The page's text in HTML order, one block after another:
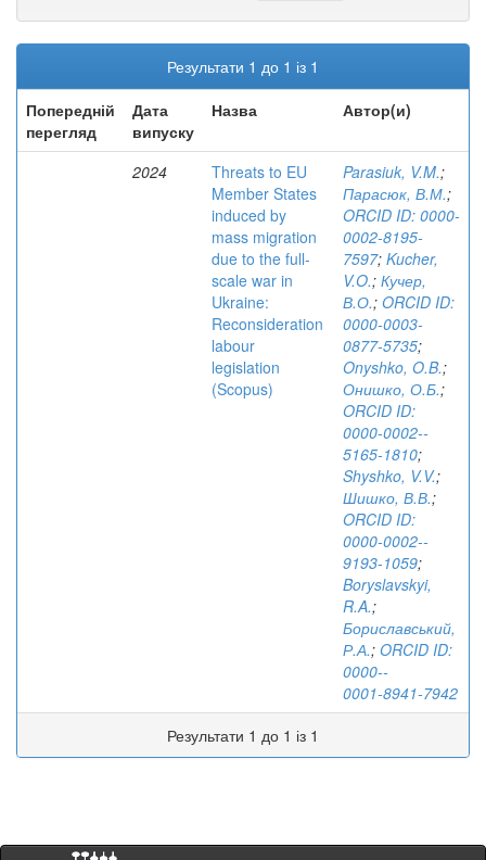
Результати 1 до 1 із 1
Попередній
перегляд
Дата
випуску
Назва Автор(и)
2024
Threats to EU
Member States
induced by
mass migration
due to the full-
scale war in
Ukraine:
Reconsideration
labour
legislation
(Scopus)
Parasiuk, V.M.;
Парасюк, В.М.;
ORCID ID: 0000-
0002-8195-
7597; Kucher,
V.O.; Кучер,
В.О.; ORCID ID:
0000-0003-
0877-5735;
Onyshko, O.B.;
Онишко, О.Б.;
ORCID ID:
0000­-0002-­
5165­-1810;
Shyshko, V.V.;
Шишко, В.В.;
ORCID ID:
0000-­0002-­
9193-1059;
Boryslavskyi,
R.A.;
Бориславський,
Р.А.; ORCID ID:
0000-­
0001­-8941­-7942
Результати 1 до 1 із 1